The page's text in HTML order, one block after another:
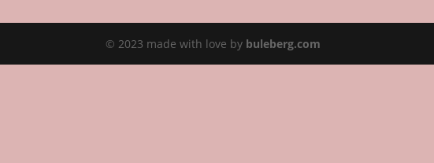
© 2023 made with love by buleberg.com